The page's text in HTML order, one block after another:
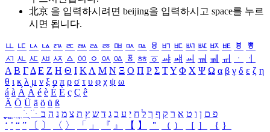
北京 을 입력하시려면 beijing을 입력하시고 space를 누르
시면 됩니다.
ㅥ ㅦ ㅧ ㅨ ㅩ ㅪ ㅫ ㅬ ㅭ ㅮ ㅯ ㅰ ㅱ ㅲ ㅳ ㅴ ㅵ ㅶ ㅷ ㅸ
ㅹ
ㅺ ㅻ ㅼ ㅽ ㅾ ㅿ ㆀ ㆁ ㆂ ㆃ ㆄ ㆅ ㆆ ㆇ ㆈ ㆉ ㆊ ㆋ ㆌ ㆍ
ㆎ
Α Β ΓΔ Ε Ζ Η Θ Ι ΚΛ Μ Ν Ξ Ο Π Ρ Σ ΤΥ Φ Χ Ψ Ω α β γ δ ε ζ η
θ ι κ λ μ ν ξ ο π ρ σ τ υ φ χ ψ ω
á à Á À é è É È ç Ç ê
Ä Ö Ü ä ö ü ß
ִֶֹ ֻּ ׁׂ פ ם ן ו ט א ר ק ף ך ל ח י ע כ ג ד ש ץ ת צ מ נ ה ב
‘ ’ “ ” 〔 〕 〈 〉 「 」 『 』 【 】 ＂ （ ） ［ ］ ｛ ｝